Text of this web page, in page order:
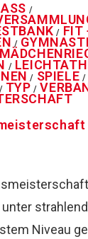
/
/ FIT
/
/
/ SPIELE /
/ TYP /
Niveau